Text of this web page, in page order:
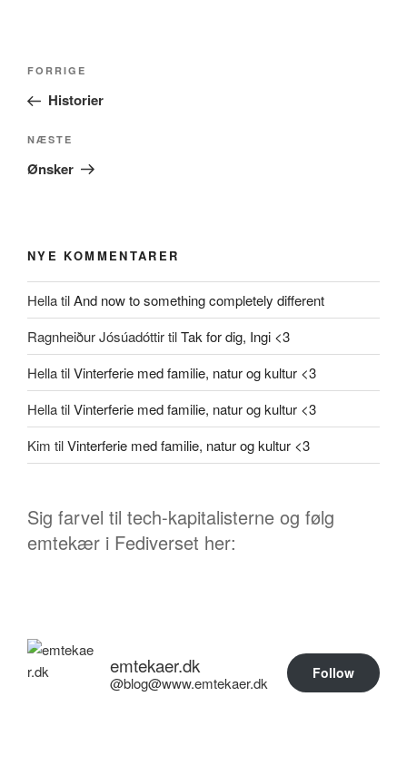
Indlægsnavigation
Forrige
indlæg
FORRIGE
Historier
Næste
indlæg
NÆSTE
Ønsker
NYE KOMMENTARER
HellatilAnd now to something completely different
Ragnheiður JósúadóttirtilTak for dig, Ingi <3
HellatilVinterferie med familie, natur og kultur <3
HellatilVinterferie med familie, natur og kultur <3
Kim tilVinterferie med familie, natur og kultur <3
Sig farvel til tech-kapitalisterne og følg
emtekær i Fediverset her:
emtekaer.dk
@blog@www.emtekaer.dk
Follow